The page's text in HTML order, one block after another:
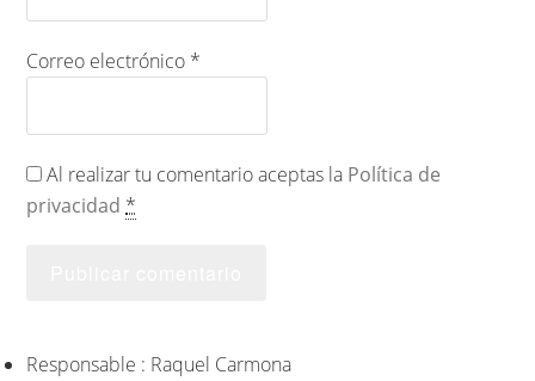
Correo electrónico *
Al realizar tu comentario aceptas la Política de
privacidad *
Responsable : Raquel Carmona